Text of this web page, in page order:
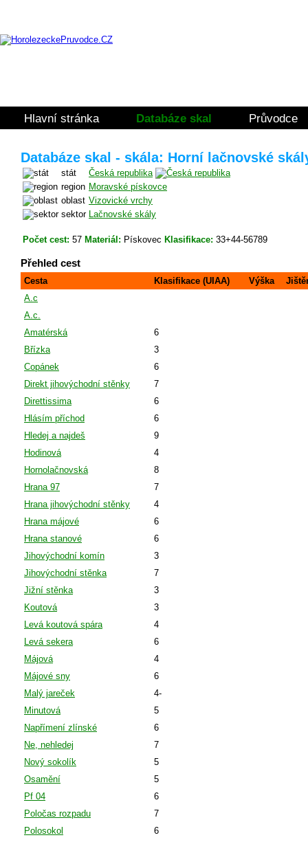
Hlavní stránka Databáze skal Průvodce
Databáze skal - skála: Horní lačnovské
stát
Česká republika
region Moravské pískovce
oblast Vizovické vrchy
sektor Lačnovské skály
Počet cest: 57 Materiál: Pískovec Klasifikace: 33+44-56789
Přehled cest
Cesta Klasifikace (UIAA) Výška
A.c
A.c.
Amatérská
6
Břízka
3
Copánek
6
Direkt jihovýchodní stěnky
7
Direttissima
6
Hlásím příchod
6
Hledej a najdeš
9
Hodinová
4
Hornolačnovská
8
Hrana 97
7
Hrana jihovýchodní stěnky
4
Hrana májové
6
Hrana stanové
6
Jihovýchodní komín
3
Jihovýchodní stěnka
7
Jižní stěnka
3
Koutová
3
Levá koutová spára
4
Levá sekera
6
Májová
4
Májové sny
6
Malý jareček
4-
Minutová
5
Napřímení zlínské
6
Ne, nehledej
7
Nový sokolík
5
Osamění
5
Pf 04
6
Poločas rozpadu
7
Polosokol
6